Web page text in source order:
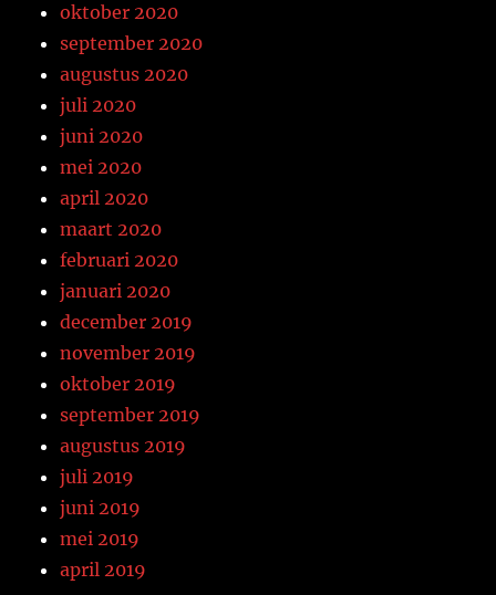
oktober 2020
september 2020
augustus 2020
juli 2020
juni 2020
mei 2020
april 2020
maart 2020
februari 2020
januari 2020
december 2019
november 2019
oktober 2019
september 2019
augustus 2019
juli 2019
juni 2019
mei 2019
april 2019